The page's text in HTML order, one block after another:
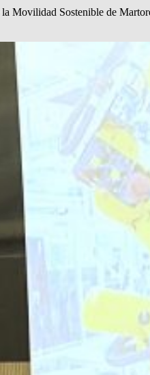
Movilidad Sostenible de